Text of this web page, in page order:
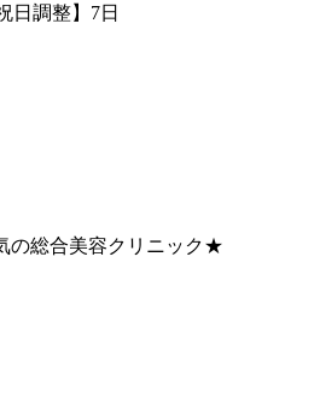
日調整】7日
の総合美容クリニック★